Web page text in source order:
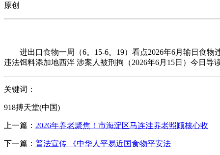
原创
进出口食物一周（6。15-6。19）看点2026年6月输日食物
违法饵料添加地西泮 涉案人被刑拘（2026年6月15日）今日
关键词：
918搏天堂(中国)
上一篇： 2026年养老聚焦！市海淀区马连洼养老照顾核心收
下一篇： 普法宣传 《中华人平易近国食物平安法